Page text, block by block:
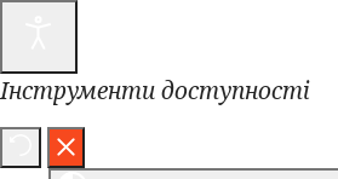
Інструменти доступності